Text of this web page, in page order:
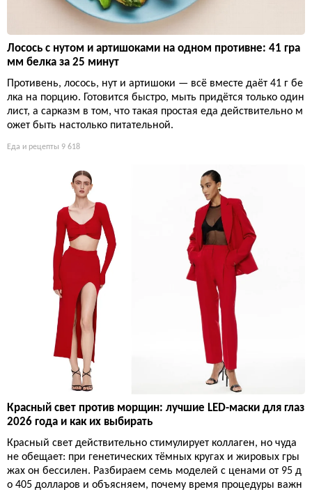
Лосось с нутом и артишоками на одном противне: 41 гра
мм белка за 25 минут
Противень, лосось, нут и артишоки — всё вместе даёт 41 г бе
лка на порцию. Готовится быстро, мыть придётся только один
лист, а сарказм в том, что такая простая еда действительно м
ожет быть настолько питательной.
Еда и рецепты 9 618
Красный свет против морщин: лучшие LED-маски для глаз
2026 года и как их выбирать
Красный свет действительно стимулирует коллаген, но чуда
не обещает: при генетических тёмных кругах и жировых гры
жах он бессилен. Разбираем семь моделей с ценами от 95 д
о 405 долларов и объясняем, почему время процедуры важн